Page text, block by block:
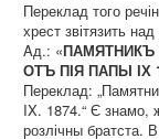
Переклад того
хрест звітязить
Aд.: «ПАМЯТНИКЪ
ОТЪ ПІЯ ПАПЫ ІХ
Переклад:
IX. 1874.“ Є знамо,
розлічны братста.